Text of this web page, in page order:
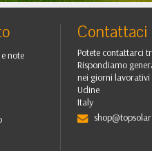
note
Contattaci
Potete contattarci
Rispondiamo
nei giorni
Udine
Italy